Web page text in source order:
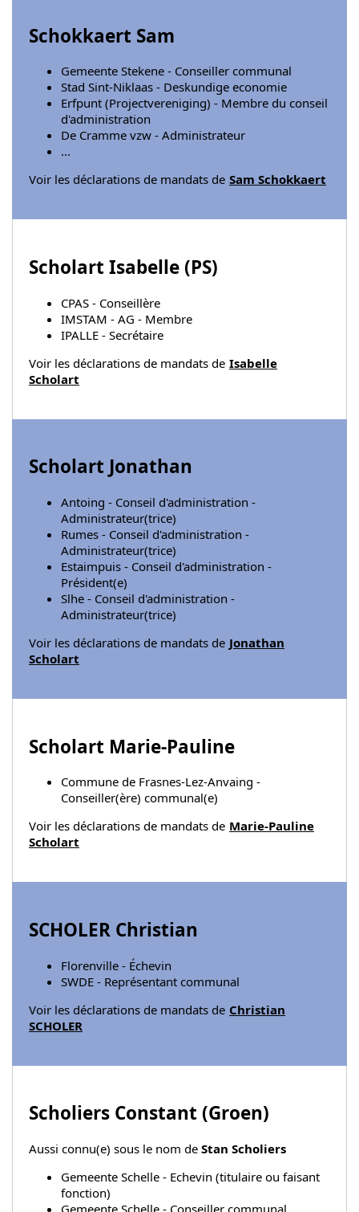
Schokkaert Sam
Gemeente Stekene - Conseiller communal
Stad Sint-Niklaas - Deskundige economie
Erfpunt (Projectvereniging) - Membre du conseil
d'administration
De Cramme vzw - Administrateur
...
Voir les déclarations de mandats de Sam Schokkaert
Scholart Isabelle (PS)
CPAS - Conseillère
IMSTAM - AG - Membre
IPALLE - Secrétaire
Voir les déclarations de mandats de Isabelle
Scholart
Scholart Jonathan
Antoing - Conseil d'administration -
Administrateur(trice)
Rumes - Conseil d'administration -
Administrateur(trice)
Estaimpuis - Conseil d'administration -
Président(e)
Slhe - Conseil d'administration -
Administrateur(trice)
Voir les déclarations de mandats de Jonathan
Scholart
Scholart Marie-Pauline
Commune de Frasnes-Lez-Anvaing -
Conseiller(ère) communal(e)
Voir les déclarations de mandats de Marie-Pauline
Scholart
SCHOLER Christian
Florenville - Échevin
SWDE - Représentant communal
Voir les déclarations de mandats de Christian
SCHOLER
Scholiers Constant (Groen)
Aussi connu(e) sous le nom de Stan Scholiers
Gemeente Schelle - Echevin (titulaire ou faisant
fonction)